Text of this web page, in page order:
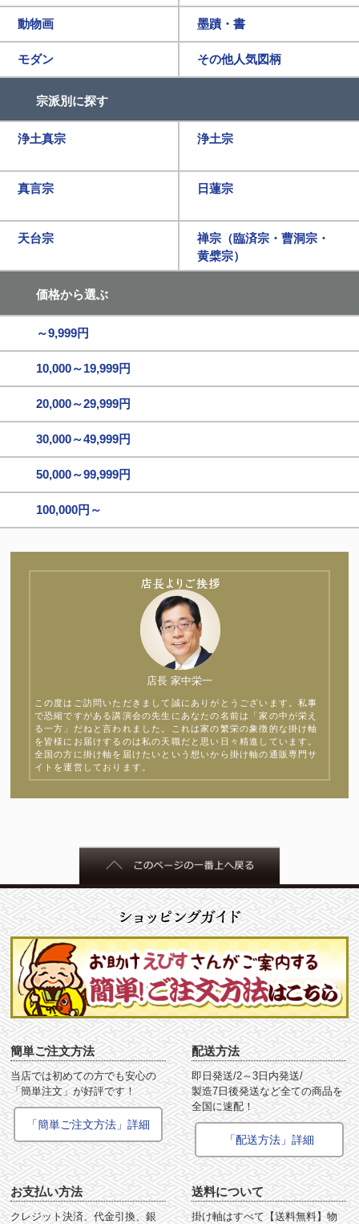
動物画 墨蹟・書
モダン その他人気図柄
宗派別に探す
浄土真宗 浄土宗
真言宗 日蓮宗
天台宗
禅宗（臨済宗・曹洞宗・
黄檗宗）
価格から選ぶ
～9,999円
10,000～19,999円
20,000～29,999円
30,000～49,999円
50,000～99,999円
100,000円～
店長 家中栄一
この度はご訪問いただきまして誠にありがとうございます。私事
で恐縮ですがある講演会の先生にあなたの名前は「家の中が栄え
る一方」だねと言われました。これは家の繁栄の象徴的な掛け軸
を皆様にお届けするのは私の天職だと思い日々精進しています。
全国の方に掛け軸を届けたいという想いから掛け軸の通販専門サ
イトを運営しております。
簡単ご注文方法
当店では初めての方でも安心の
「簡単注文」が好評です！
「簡単ご注文方法」詳細
配送方法
即日発送/2～3日内発送/
製造7日後発送など全ての商品を
全国に速配！
「配送方法」詳細
お支払い方法
クレジット決済、代金引換、銀
送料について
掛け軸はすべて【送料無料】物